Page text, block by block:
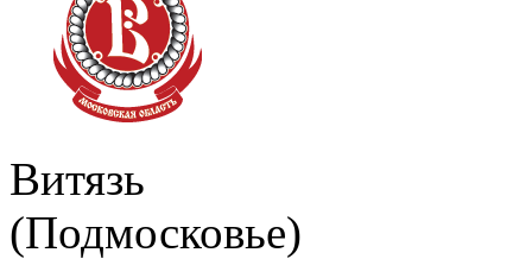
Витязь
(Подмосковье)